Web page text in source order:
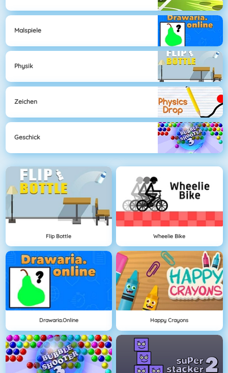
Malspiele
Physik
Zeichen
Geschick
Flip Bottle Wheelie Bike
Drawaria.online Happy Crayons